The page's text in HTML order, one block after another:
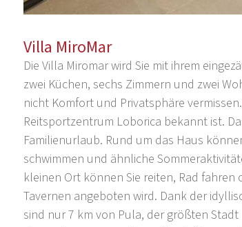
Villa MiroMar
Die Villa Miromar wird Sie mit ihrem
zwei Küchen, sechs Zimmern und zwei
nicht Komfort und Privatsphäre
Reitsportzentrum Loborica bekannt ist.
Familienurlaub. Rund um das Haus
schwimmen und ähnliche
kleinen Ort können Sie reiten, Rad
Tavernen angeboten wird. Dank der
sind nur 7 km von Pula, der größten